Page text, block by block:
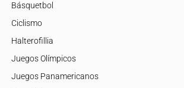
Básquetbol
Ciclismo
Halterofillia
Juegos Olímpicos
Juegos Panamericanos